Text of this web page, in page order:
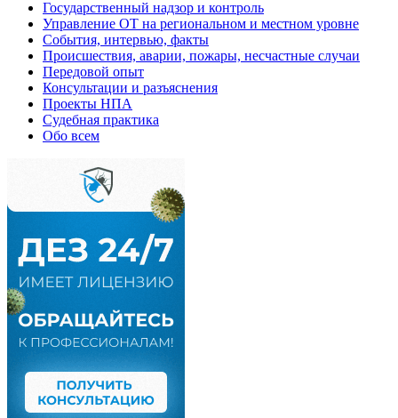
Государственный надзор и контроль
Управление ОТ на региональном и местном уровне
События, интервью, факты
Происшествия, аварии, пожары, несчастные случаи
Передовой опыт
Консультации и разъяснения
Проекты НПА
Судебная практика
Обо всем